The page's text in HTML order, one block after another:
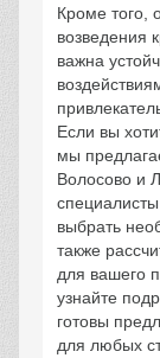
Кроме того,
возведения
важна
Если вы
мы
Волосово и
выбрать
также
для вашего
узнайте
готовы
для любых